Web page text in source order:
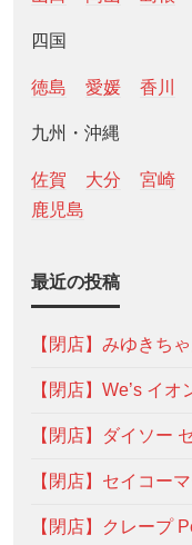
四国
徳島 愛媛 香川
九州・沖縄
佐賀 大分 宮崎
鹿児島
最近の投稿
【閉店】みゆきち
【閉店】We’s イ
【閉店】ダイソー
【閉店】セイコー
【閉店】クレープ